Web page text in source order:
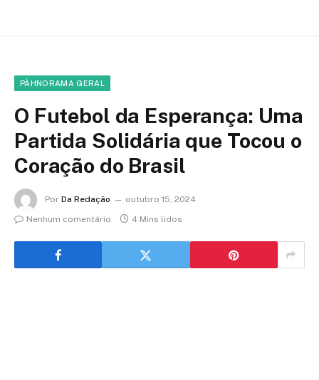
PÀHNORAMA GERAL
O Futebol da Esperança: Uma
Partida Solidária que Tocou o
Coração do Brasil
Por Da Redação
outubro 15, 2024
Nenhum comentário
4 Mins lidos